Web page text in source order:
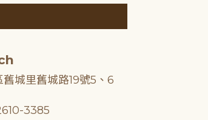
城里舊城路19號5、6
3385